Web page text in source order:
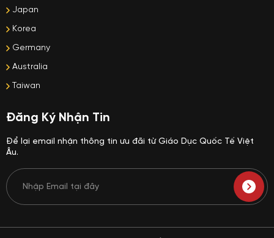
Japan
Korea
Germany
Australia
Taiwan
Đăng Ký Nhận Tin
Để lại email nhận thông tin ưu đãi từ Giáo Dục Quốc Tế Việt
Âu.